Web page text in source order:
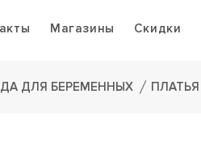
Магазины Скидки
ДЛЯ БЕРЕМЕННЫХ ПЛАТЬЯ